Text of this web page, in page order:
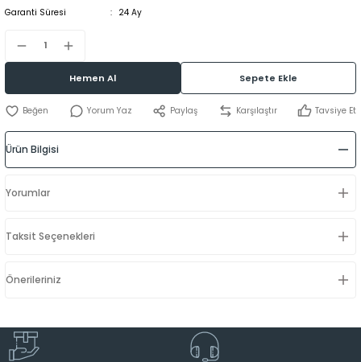
Garanti Süresi
24 Ay
Hemen Al Sepete Ekle
Yorum Yaz Paylaş Karşılaştır Tavsiye Et
Ürün Bilgisi
Yorumlar
Taksit Seçenekleri
Önerileriniz